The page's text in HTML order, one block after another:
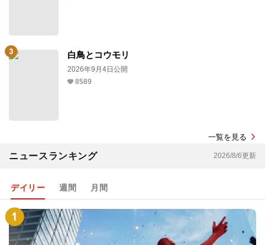
白鳥とコウモリ
2026年9月4日公開
8589
一覧を見る
ニュースランキング 2026/8/6更新
デイリー 週間 月間